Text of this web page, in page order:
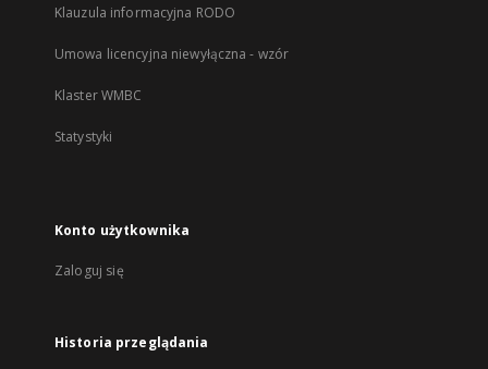
Klauzula informacyjna RODO
Umowa licencyjna niewyłączna - wzór
Klaster WMBC
Statystyki
Konto użytkownika
Zaloguj się
Historia przeglądania